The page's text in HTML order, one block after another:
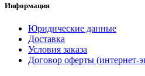
Информация
Юридические данные
Доставка
Условия заказа
Договор оферты (интернет-